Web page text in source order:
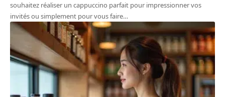
souhaitez réaliser un cappuccino parfait pour impressionner vos
invités ou simplement pour vous faire…